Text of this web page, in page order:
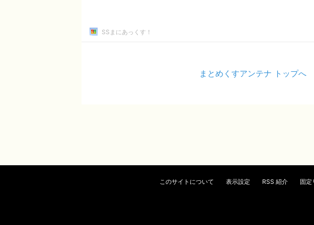
SSまにあっくす！
まとめくすアンテナ トップへ
このサイトについて 表示設定 RSS 紹介 固定